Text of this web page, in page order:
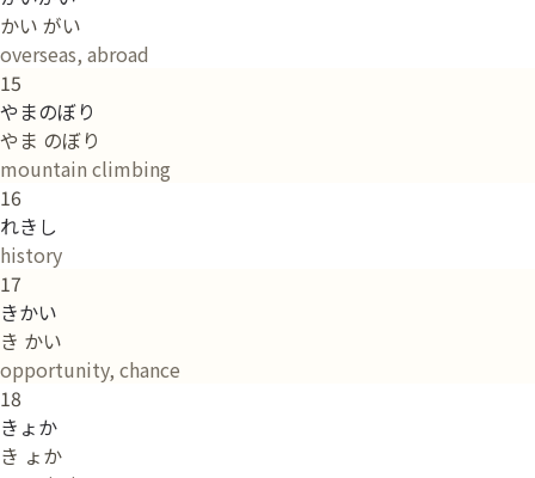
かい がい
overseas, abroad
15
やまのぼり
やま のぼり
mountain climbing
16
れきし
history
17
きかい
き かい
opportunity, chance
18
きょか
き ょか